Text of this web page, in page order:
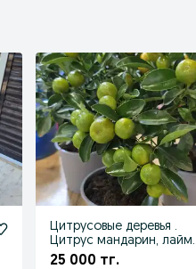
Цитрусовые деревья .
Цитрус мандарин, лайм,
лимон, каламондин,
25 000 тг.